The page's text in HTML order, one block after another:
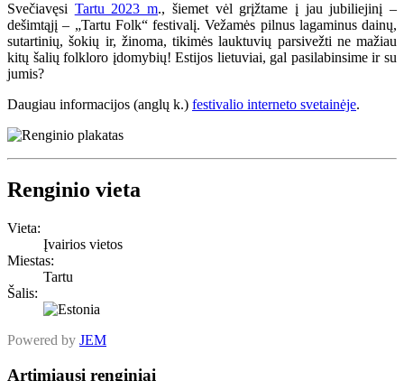
Svečiavęsi Tartu 2023 m., šiemet vėl grįžtame į jau jubiliejinį –
dešimtąjį – „Tartu Folk“ festivalį. Vežamės pilnus lagaminus dainų,
sutartinių, šokių ir, žinoma, tikimės lauktuvių parsivežti ne mažiau
kitų šalių folkloro įdomybių! Estijos lietuviai, gal pasilabinsime ir su
jumis?
Daugiau informacijos (anglų k.) festivalio interneto svetainėje.
Renginio vieta
Vieta:
Įvairios vietos
Miestas:
Tartu
Šalis:
Powered by JEM
Artimiausi renginiai